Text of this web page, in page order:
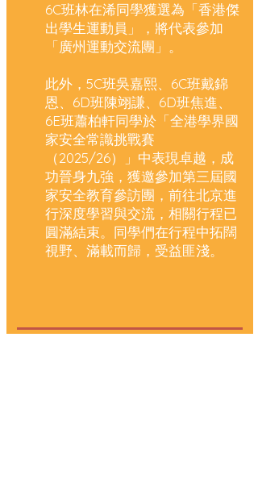
6C班林在浠同學獲選為「香港傑
出學生運動員」，將代表參加
「廣州運動交流團」。
此外，5C班吳嘉熙、6C班戴錦
恩、6D班陳翊謙、6D班焦進、
6E班蕭柏軒同學於「全港學界國
家安全常識挑戰賽
（2025/26）」中表現卓越，成
功晉身九強，獲邀參加第三屆國
家安全教育參訪團，前往北京進
行深度學習與交流，相關行程已
圓滿結束。同學們在行程中拓闊
視野、滿載而歸，受益匪淺。